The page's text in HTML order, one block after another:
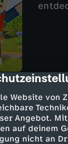
Website von
Angebot.
auf deinem
nicht an
Dein
16 Min.
Tim